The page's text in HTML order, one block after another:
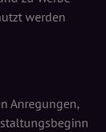
werden
Anregungen,